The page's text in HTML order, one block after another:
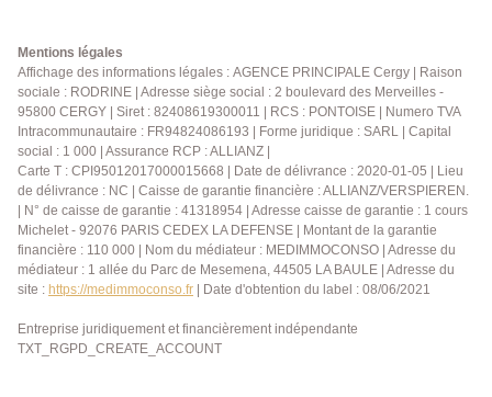
Mentions légales
Affichage des informations légales : AGENCE PRINCIPALE Cergy | Raison
sociale : RODRINE | Adresse siège social : 2 boulevard des Merveilles -
95800 CERGY | Siret : 82408619300011 | RCS : PONTOISE | Numero TVA
Intracommunautaire : FR94824086193 | Forme juridique : SARL | Capital
social : 1 000 | Assurance RCP : ALLIANZ |
Carte T : CPI95012017000015668 | Date de délivrance : 2020-01-05 | Lieu
de délivrance : NC | Caisse de garantie financière : ALLIANZ/VERSPIEREN.
| N° de caisse de garantie : 41318954 | Adresse caisse de garantie : 1 cours
Michelet - 92076 PARIS CEDEX LA DEFENSE | Montant de la garantie
financière : 110 000 | Nom du médiateur : MEDIMMOCONSO | Adresse du
médiateur : 1 allée du Parc de Mesemena, 44505 LA BAULE | Adresse du
site : https://medimmoconso.fr | Date d'obtention du label : 08/06/2021
Entreprise juridiquement et financièrement indépendante
TXT_RGPD_CREATE_ACCOUNT